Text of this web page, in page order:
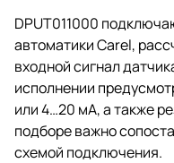
DPUT011000
автоматики Carel,
входной сигнал
исполнении
или 4…20 мА, а также
подборе важно
схемой подключения.